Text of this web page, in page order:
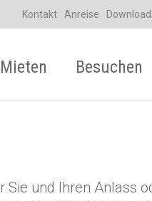
Kontakt Anreise
Mieten Besuchen
und Ihren Anlass